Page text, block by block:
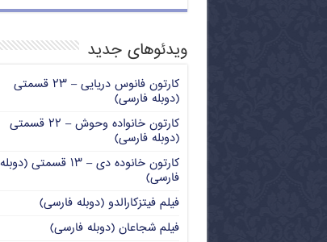
ویدئوهای جدید
کارتون فانوس دریایی – ۲۳ قسمتی
(دوبله فارسی)
کارتون خانواده وحوش – ۲۲ قسمتی
(دوبله فارسی)
کارتون خانوده دی – ۱۳ قسمتی (دوبله
فارسی)
فیلم فیتزکارالدو (دوبله فارسی)
فیلم شجاعان (دوبله فارسی)